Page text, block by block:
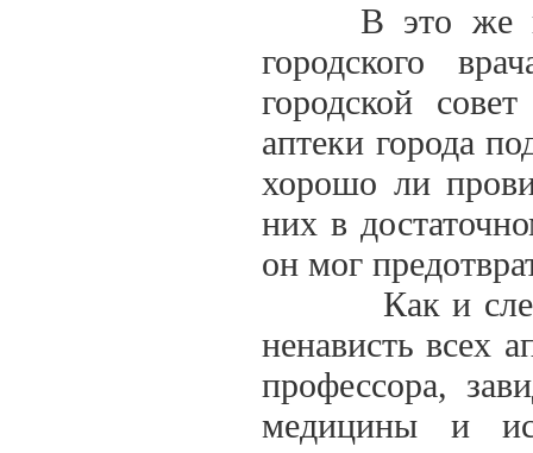
В это же
городского
городской
аптеки города
хорошо ли
них в
он мог
Как и
ненависть всех
профессора,
медицины и